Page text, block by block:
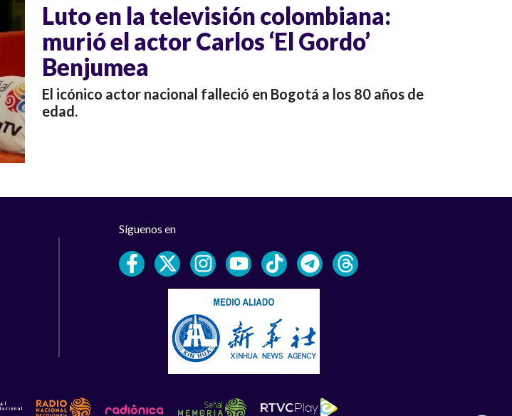
Luto en la televisión colombiana:
murió el actor Carlos ‘El Gordo’
Benjumea
El icónico actor nacional falleció en Bogotá a los 80 años de
edad.
Síguenos en